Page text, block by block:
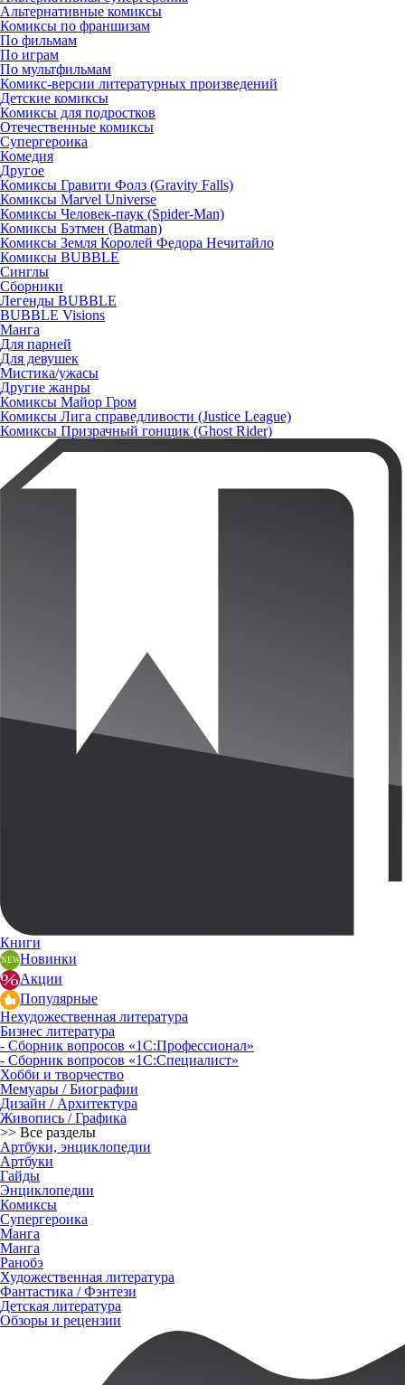
Альтернативные комиксы
Комиксы по франшизам
По фильмам
По играм
По мультфильмам
Комикс-версии литературных произведений
Детские комиксы
Комиксы для подростков
Отечественные комиксы
Супергероика
Комедия
Другое
Комиксы Гравити Фолз (Gravity Falls)
Комиксы Marvel Universe
Комиксы Человек-паук (Spider-Man)
Комиксы Бэтмен (Batman)
Комиксы Земля Королей Федора Нечитайло
Комиксы BUBBLE
Синглы
Сборники
Легенды BUBBLE
BUBBLE Visions
Манга
Для парней
Для девушек
Мистика/ужасы
Другие жанры
Комиксы Майор Гром
Комиксы Лига справедливости (Justice League)
Комиксы Призрачный гонщик (Ghost Rider)
Книги
Новинки
Акции
Популярные
Нехудожественная литература
Бизнес литература
- Сборник вопросов «1С:Профессионал»
- Сборник вопросов «1С:Специалист»
Хобби и творчество
Мемуары / Биографии
Дизайн / Архитектура
Живопись / Графика
>> Все разделы
Артбуки, энциклопедии
Артбуки
Гайды
Энциклопедии
Комиксы
Супергероика
Манга
Манга
Ранобэ
Художественная литература
Фантастика / Фэнтези
Детская литература
Обзоры и рецензии